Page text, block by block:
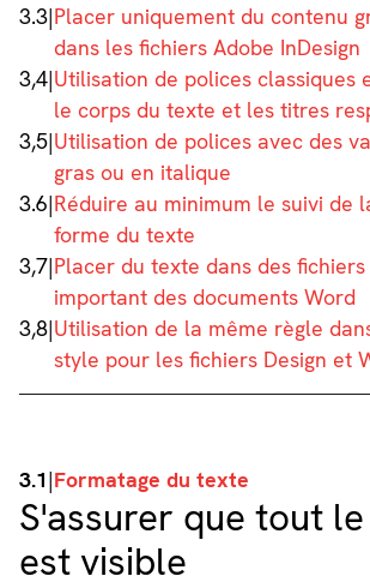
3.3|Placer uniquement du contenu
dans les fichiers Adobe InDesign
3,4|Utilisation de polices classiques
le corps du texte et les titres
3,5|Utilisation de polices avec des
gras ou en italique
3.6|Réduire au minimum le suivi de
forme du texte
3,7|Placer du texte dans des fichiers
important des documents Word
3,8|Utilisation de la même règle
style pour les fichiers Design et
3.1|Formatage du texte
S'assurer que tout
est visible